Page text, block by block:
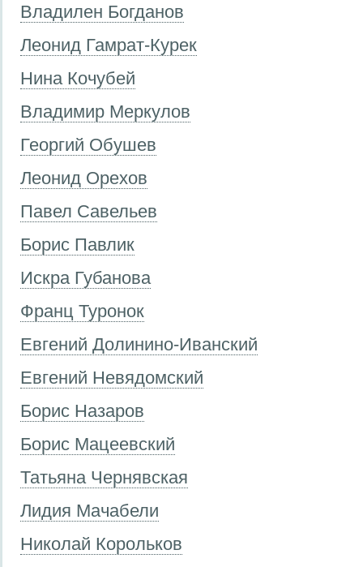
Владилен Богданов
Леонид Гамрат-Курек
Нина Кочубей
Владимир Меркулов
Георгий Обушев
Леонид Орехов
Павел Савельев
Борис Павлик
Искра Губанова
Франц Туронок
Евгений Долинино-Иванский
Евгений Невядомский
Борис Назаров
Борис Мацеевский
Татьяна Чернявская
Лидия Мачабели
Николай Корольков